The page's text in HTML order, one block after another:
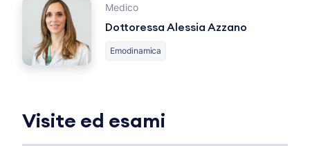
Medico
Dottoressa Alessia Azzano
Emodinamica
Visite ed esami